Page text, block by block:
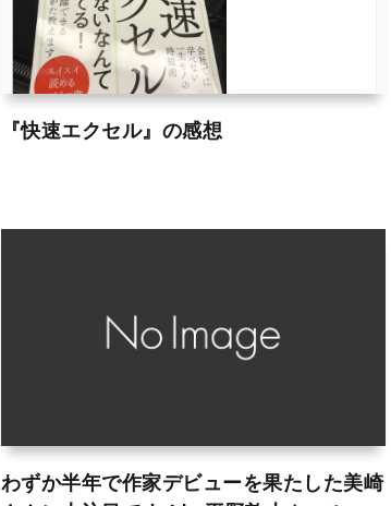
『快速エクセル』の感想
わずか半年で作家デビューを果たした美崎